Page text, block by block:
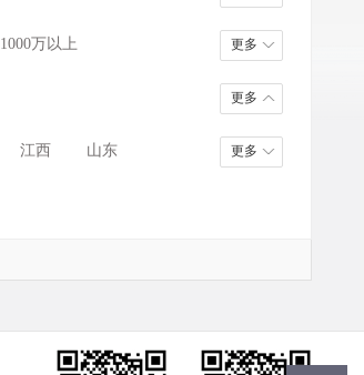
1000万以上 更多
更多
江西 山东 更多